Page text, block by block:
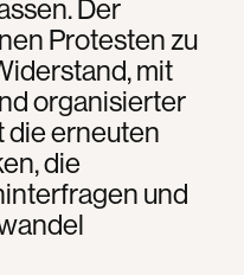
Der
Protesten zu
mit
organisierter
die erneuten
die
und